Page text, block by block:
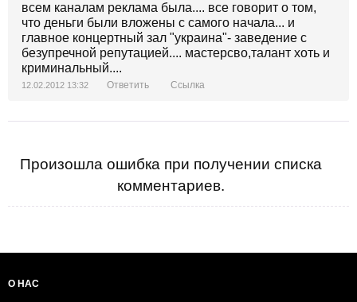
всем каналам реклама была.... все говорит о том,
что деньги были вложены с самого начала... и
главное концертный зал "украина"- заведение с
безупречной репутацией.... мастерсво,талант хоть и
криминальный....
12.02.2012 13:32 Ответить Ссылка
Произошла ошибка при получении списка
комментариев.
О НАС